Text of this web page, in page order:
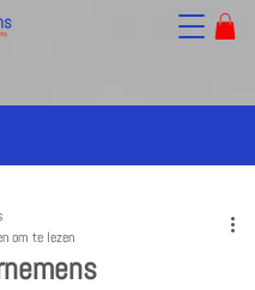
om te lezen